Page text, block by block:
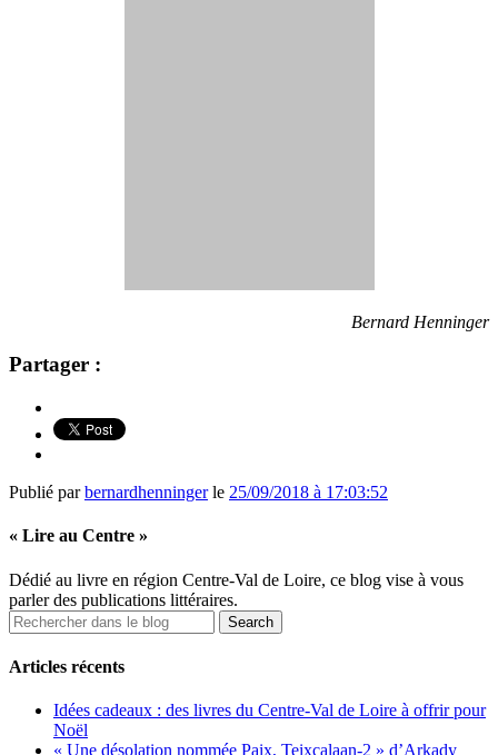
Bernard Henninger
Partager :
Publié parbernardhenningerle 25/09/2018 à 17:03:52
« Lire au Centre »
Dédié au livre en région Centre-Val de Loire, ce blog vise à vous
parler des publications littéraires.
Articles récents
Idées cadeaux : des livres du Centre-Val de Loire à offrir pour
Noël
« Une désolation nommée Paix, Teixcalaan-2 » d’Arkady